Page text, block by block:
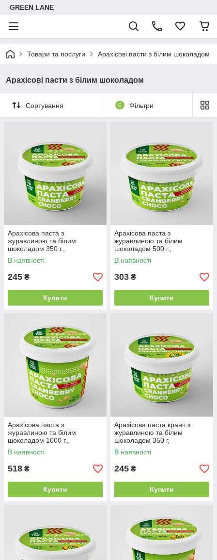
GREEN LANE
Товари та послуги Арахісові пасти з білим шоколадом
Арахісові пасти з білим шоколадом
Сортування 0 Фільтри
Арахісова паста з
журавлиною та білим
шоколадом 350 г.,
натуральна, без консервантів
та домішок CRANBERRY
В наявності
245 ₴
Купити
Арахісова паста з
журавлиною та білим
шоколадом 500 г.,
натуральна, без консервантів
та домішок CRANBERRY
В наявності
303 ₴
Купити
Арахісова паста з
журавлиною та білим
шоколадом 1000 г.,
натуральна, без консервантів
та домішок CRANBERRY
В наявності
518 ₴
Купити
Арахісова паста кранч з
журавлиною та білим
шоколадом 350 г,
натуральна, без консервантів
та домішок CRANBERRY
В наявності
245 ₴
Купити